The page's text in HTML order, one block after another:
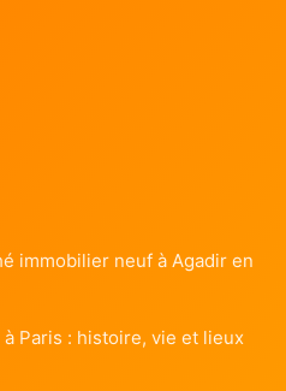
immobilier neuf à Agadir en
Paris : histoire, vie et lieux